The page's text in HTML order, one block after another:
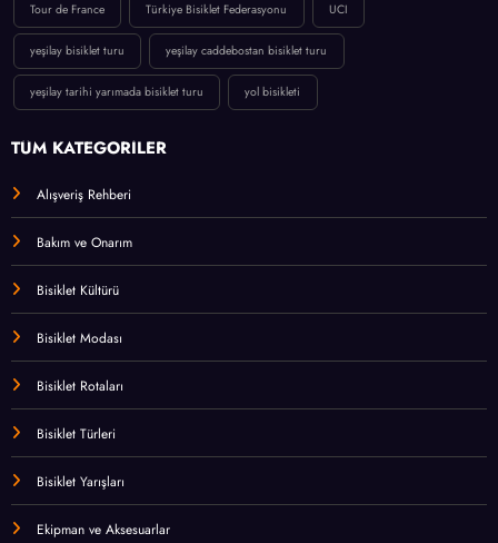
Tour de France Türkiye Bisiklet Federasyonu UCI
yeşilay bisiklet turu yeşilay caddebostan bisiklet turu
yeşilay tarihi yarımada bisiklet turu yol bisikleti
TÜM KATEGORİLER
Alışveriş Rehberi
Bakım ve Onarım
Bisiklet Kültürü
Bisiklet Modası
Bisiklet Rotaları
Bisiklet Türleri
Bisiklet Yarışları
Ekipman ve Aksesuarlar